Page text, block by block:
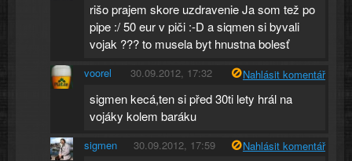
rišo prajem skore uzdravenie Ja som tež po
pipe :/ 50 eur v piči :-D a siqmen si byvali
vojak ??? to musela byt hnustna bolesť
voorel 30.09.2012, 17:32 Nahlásit komentář
sigmen kecá,ten si před 30ti lety hrál na
vojáky kolem baráku
sigmen 30.09.2012, 17:59 Nahlásit komentář